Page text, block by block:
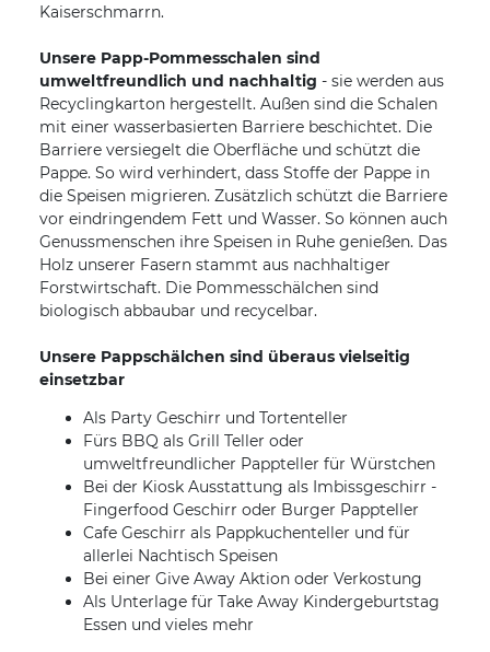
Kaiserschmarrn.
Unsere Papp-Pommesschalen sind
umweltfreundlich und nachhaltig - sie werden aus
Recyclingkarton hergestellt. Außen sind die Schalen
mit einer wasserbasierten Barriere beschichtet. Die
Barriere versiegelt die Oberfläche und schützt die
Pappe. So wird verhindert, dass Stoffe der Pappe in
die Speisen migrieren. Zusätzlich schützt die Barriere
vor eindringendem Fett und Wasser. So können auch
Genussmenschen ihre Speisen in Ruhe genießen. Das
Holz unserer Fasern stammt aus nachhaltiger
Forstwirtschaft. Die Pommesschälchen sind
biologisch abbaubar und recycelbar.
Unsere Pappschälchen sind überaus vielseitig
einsetzbar
Als Party Geschirr und Tortenteller
Fürs BBQ als Grill Teller oder
umweltfreundlicher Pappteller für Würstchen
Bei der Kiosk Ausstattung als Imbissgeschirr -
Fingerfood Geschirr oder Burger Pappteller
Cafe Geschirr als Pappkuchenteller und für
allerlei Nachtisch Speisen
Bei einer Give Away Aktion oder Verkostung
Als Unterlage für Take Away Kindergeburtstag
Essen und vieles mehr